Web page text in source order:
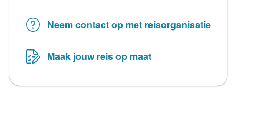
Neem contact op met reisorganisatie
Maak jouw reis op maat